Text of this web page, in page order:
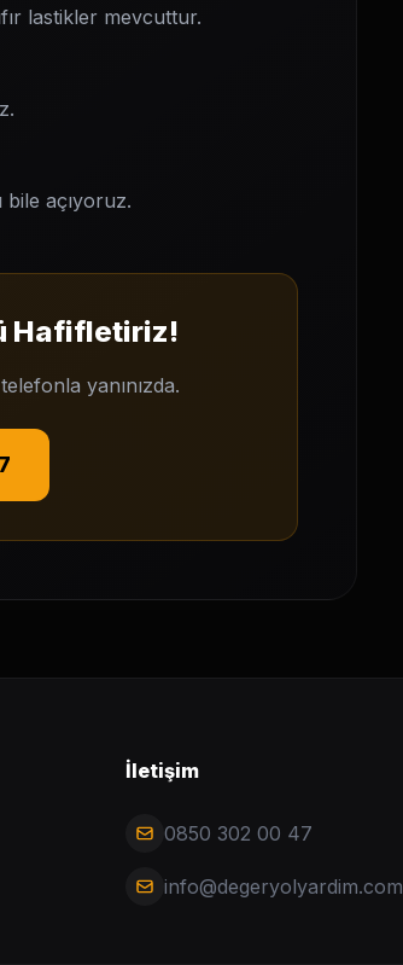
lastikler mevcuttur.
bile açıyoruz.
Hafifletiriz!
yanınızda.
İletişim
0850 302 00 47
info@degeryolyardim.com